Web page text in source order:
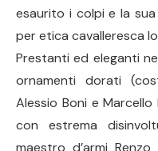
esaurito i colpi e la
per etica cavalleresca
Prestanti ed eleganti
ornamenti dorati
Alessio Boni e
con estrema
maestro d’armi